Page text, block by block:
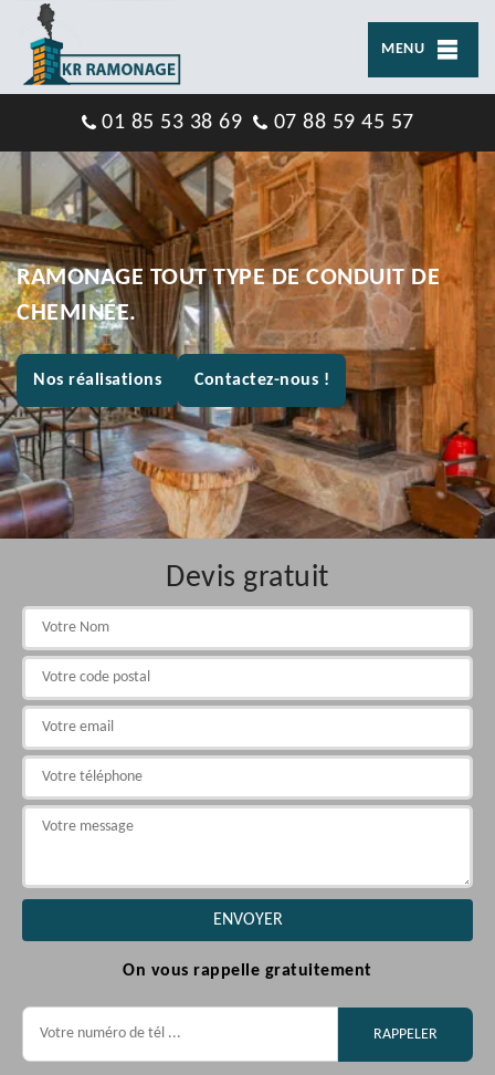
MENU
01 85 53 38 69 07 88 59 45 57
RAMONAGE TOUT TYPE DE CONDUIT DE
CHEMINÉE.
Nos réalisations Contactez-nous !
Devis gratuit
On vous rappelle gratuitement